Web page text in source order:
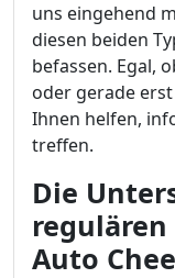
uns eingehend
diesen beiden
befassen. Egal,
oder gerade
Ihnen helfen,
treffen.
Die
Auto